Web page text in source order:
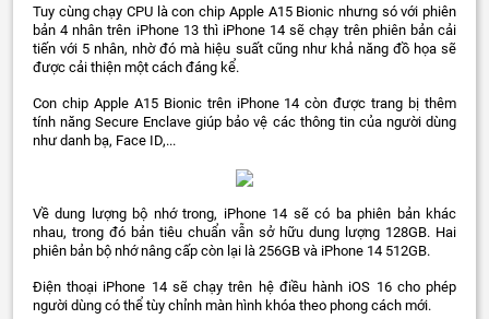
Tuy cùng chạy CPU là con chip Apple A15 Bionic nhưng só với phiên
bản 4 nhân trên iPhone 13 thì iPhone 14 sẽ chạy trên phiên bản cải
tiến với 5 nhân, nhờ đó mà hiệu suất cũng như khả năng đồ họa sẽ
được cải thiện một cách đáng kể.
Con chip Apple A15 Bionic trên iPhone 14 còn được trang bị thêm
tính năng Secure Enclave giúp bảo vệ các thông tin của người dùng
như danh bạ, Face ID,...
Về dung lượng bộ nhớ trong, iPhone 14 sẽ có ba phiên bản khác
nhau, trong đó bản tiêu chuẩn vẫn sở hữu dung lượng 128GB. Hai
phiên bản bộ nhớ nâng cấp còn lại là 256GB và iPhone 14 512GB.
Điện thoại iPhone 14 sẽ chạy trên hệ điều hành iOS 16 cho phép
người dùng có thể tùy chỉnh màn hình khóa theo phong cách mới.